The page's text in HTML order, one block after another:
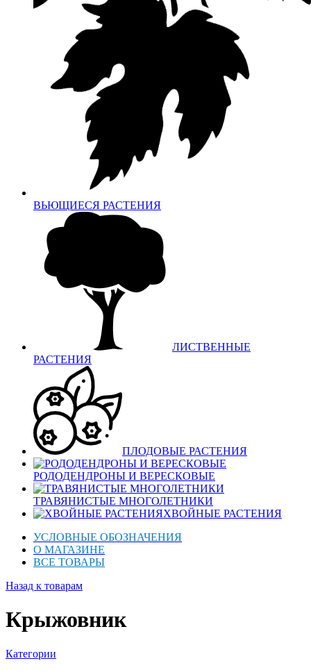
ВЬЮЩИЕСЯ РАСТЕНИЯ
ЛИСТВЕННЫЕ
РАСТЕНИЯ
ПЛОДОВЫЕ РАСТЕНИЯ
РОДОДЕНДРОНЫ И ВЕРЕСКОВЫЕ
ТРАВЯНИСТЫЕ МНОГОЛЕТНИКИ
ХВОЙНЫЕ РАСТЕНИЯ
УСЛОВНЫЕ ОБОЗНАЧЕНИЯ
О МАГАЗИНЕ
ВСЕ ТОВАРЫ
Назад к товарам
Крыжовник
Категории